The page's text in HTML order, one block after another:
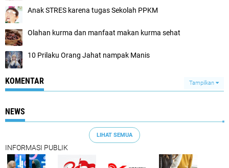
Anak STRES karena tugas Sekolah PPKM
Olahan kurma dan manfaat makan kurma sehat
10 Prilaku Orang Jahat nampak Manis
KOMENTAR Tampilkan
NEWS
LIHAT SEMUA
INFORMASI PUBLIK